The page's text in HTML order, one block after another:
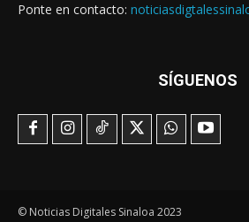
Ponte en contacto:
SÍGUENOS
© Noticias Digitales Sinaloa 2023